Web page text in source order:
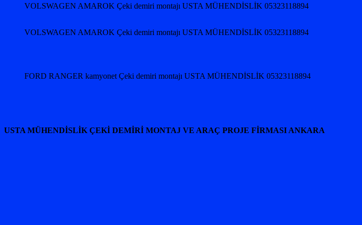
VOLSWAGEN AMAROK Çeki demiri montajı USTA MÜHENDİSLİK 05323118894
VOLSWAGEN AMAROK Çeki demiri montajı USTA MÜHENDİSLİK 05323118894
FORD RANGER kamyonet Çeki demiri montajı USTA MÜHENDİSLİK 05323118894
USTA MÜHENDİSLİK ÇEKİ DEMİRİ MONTAJ VE ARAÇ PROJE FİRMASI ANKARA